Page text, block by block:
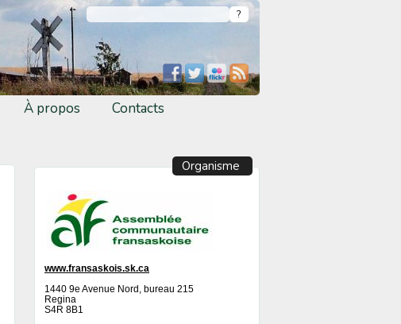
À propos Contacts
Organisme
www.fransaskois.sk.ca
1440 9e Avenue Nord, bureau 215
Regina
S4R 8B1